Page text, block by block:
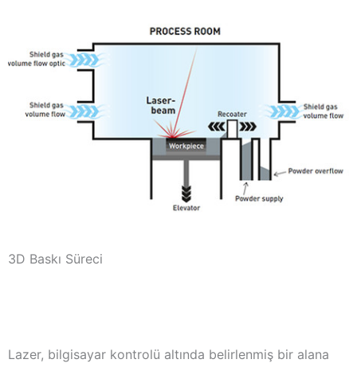
3D Baskı Süreci
Lazer, bilgisayar kontrolü altında belirlenmiş bir alana